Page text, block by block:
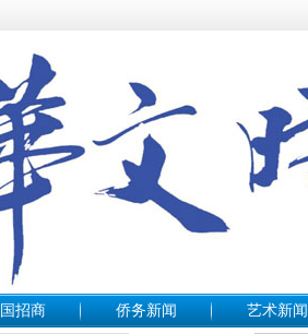
招商 侨务新闻 艺术新闻